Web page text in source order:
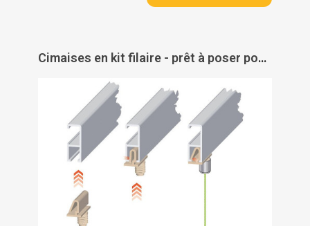
Cimaises en kit filaire - prêt à poser pour fixation tableaux - cimaises - systèmes modulaires - Civiclic - CIVIC